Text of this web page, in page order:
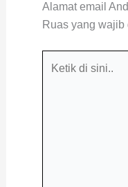
Alamat email
Ruas yang wajib